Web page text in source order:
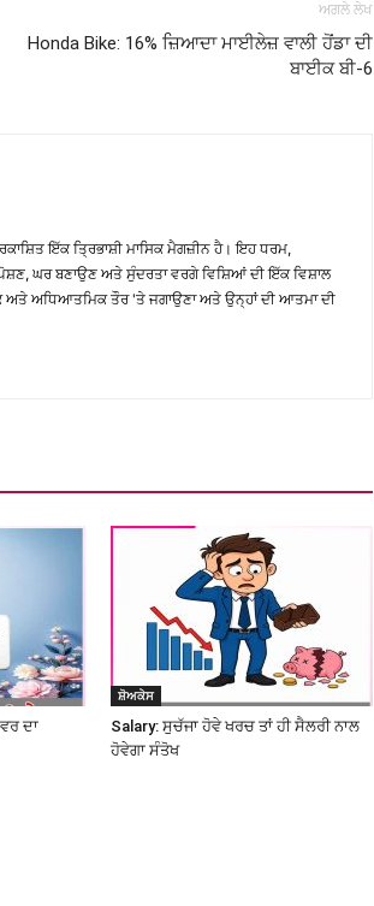
ਅਗਲੇ ਲੇਖ
Honda Bike: 16% ਜ਼ਿਆਦਾ ਮਾਈਲੇਜ਼ ਵਾਲੀ ਹੋਂਡਾ ਦੀ
ਬਾਈਕ ਬੀ-6
ਇੱਕ ਤ੍ਰਿਭਾਸ਼ੀ ਮਾਸਿਕ ਮੈਗਜ਼ੀਨ ਹੈ। ਇਹ ਧਰਮ,
ਘਰ ਬਣਾਉਣ ਅਤੇ ਸੁੰਦਰਤਾ ਵਰਗੇ ਵਿਸ਼ਿਆਂ ਦੀ ਇੱਕ ਵਿਸ਼ਾਲ
ਅਤੇ ਅਧਿਆਤਮਿਕ ਤੌਰ 'ਤੇ ਜਗਾਉਣਾ ਅਤੇ ਉਨ੍ਹਾਂ ਦੀ ਆਤਮਾ ਦੀ
ਦਾ
ਸ਼ੋਅਕੇਸ
Salary: ਸੁਚੱਜਾ ਹੋਵੇ ਖਰਚ ਤਾਂ ਹੀ ਸੈਲਰੀ ਨਾਲ
ਹੋਵੇਗਾ ਸੰਤੋਖ